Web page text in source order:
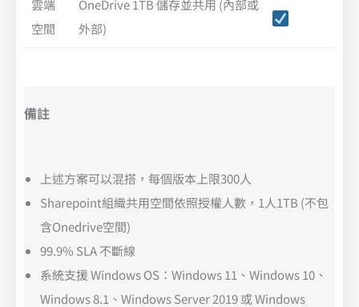
雲端
空間
OneDrive 1TB 儲存並共用 (內部或
外部)
備註
上述方案可以混搭，每個版本上限300人
Sharepoint組織共用空間依照授權人數，1人1TB (不包
含Onedrive空間)
99.9% SLA 不斷線
系統支援 Windows OS：Windows 11、Windows 10、
Windows 8.1、Windows Server 2019 或 Windows